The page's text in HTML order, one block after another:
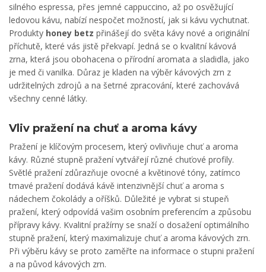
silného espressa, přes jemné cappuccino, až po osvěžující
ledovou kávu, nabízí nespočet možností, jak si kávu vychutnat.
Produkty honey betz přinášejí do světa kávy nové a originální
příchutě, které vás jistě překvapí. Jedná se o kvalitní kávová
zrna, která jsou obohacena o přírodní aromata a sladidla, jako
je med či vanilka. Důraz je kladen na výběr kávových zrn z
udržitelných zdrojů a na šetrné zpracování, které zachovává
všechny cenné látky.
Vliv pražení na chuť a aroma kávy
Pražení je klíčovým procesem, který ovlivňuje chuť a aroma
kávy. Různé stupně pražení vytvářejí různé chuťové profily.
Světlé pražení zdůrazňuje ovocné a květinové tóny, zatímco
tmavé pražení dodává kávě intenzivnější chuť a aroma s
nádechem čokolády a oříšků. Důležité je vybrat si stupeň
pražení, který odpovídá vašim osobním preferencím a způsobu
přípravy kávy. Kvalitní pražírny se snaží o dosažení optimálního
stupně pražení, který maximalizuje chuť a aroma kávových zrn.
Při výběru kávy se proto zaměřte na informace o stupni pražení
a na původ kávových zrn.